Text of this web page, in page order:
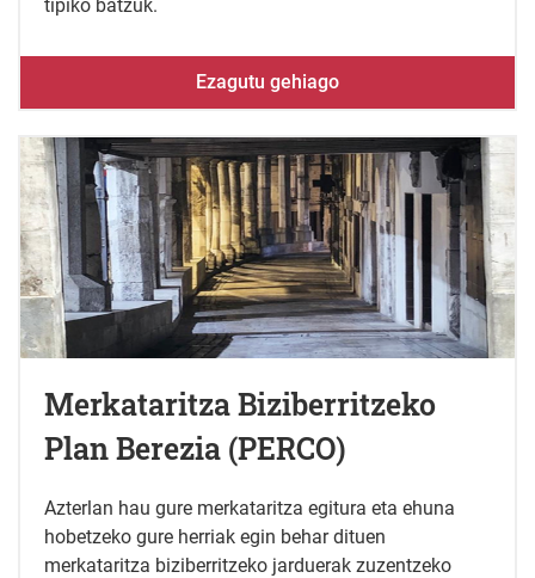
tipiko batzuk.
Ezagutu gehiago
Merkataritza Biziberritzeko
Plan Berezia (PERCO)
Azterlan hau gure merkataritza egitura eta ehuna
hobetzeko gure herriak egin behar dituen
merkataritza biziberritzeko jarduerak zuzentzeko